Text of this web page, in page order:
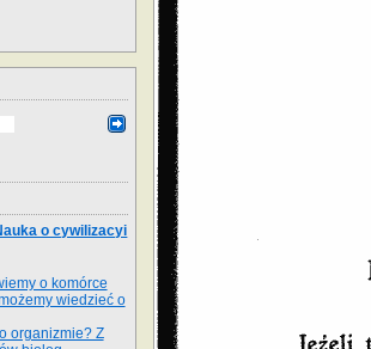
o cywilizacyi
o komórce
wiedzieć o
o organizmie? Z